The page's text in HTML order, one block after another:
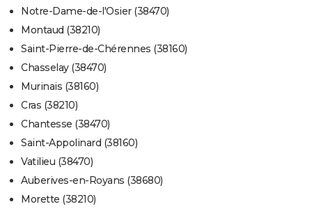
Notre-Dame-de-l'Osier (38470)
Montaud (38210)
Saint-Pierre-de-Chérennes (38160)
Chasselay (38470)
Murinais (38160)
Cras (38210)
Chantesse (38470)
Saint-Appolinard (38160)
Vatilieu (38470)
Auberives-en-Royans (38680)
Morette (38210)